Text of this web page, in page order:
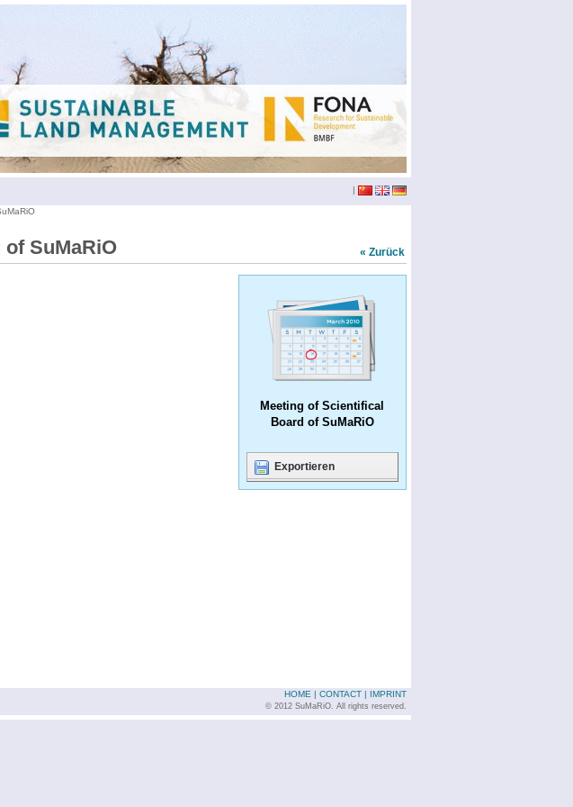
|
« Zurück
SuMaRiO
Meeting of Scientifical
Board of SuMaRiO
Exportieren
IMPRINT
CONTACT
HOME
© 2012 SuMaRiO. All rights reserved.